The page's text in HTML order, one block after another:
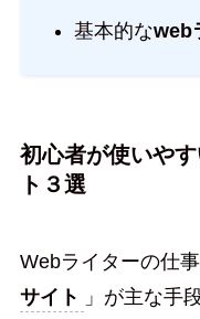
基本的なweb
初心者が使いや
ト３選
Webライターの仕
サイト
」が主な手